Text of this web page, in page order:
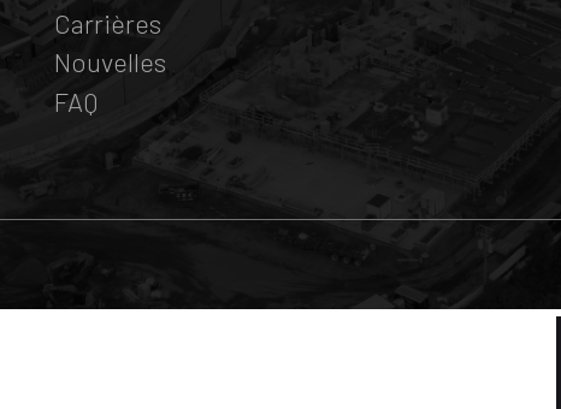
Carrières
Nouvelles
FAQ